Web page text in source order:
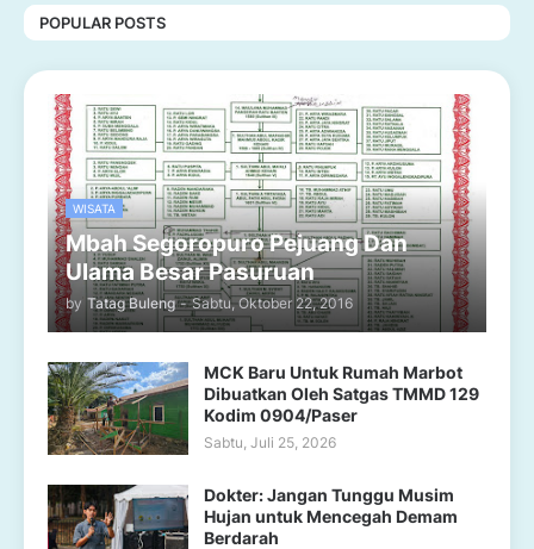
POPULAR POSTS
WISATA
Mbah Segoropuro Pejuang Dan
Ulama Besar Pasuruan
by Tatag Buleng - Sabtu, Oktober 22, 2016
MCK Baru Untuk Rumah Marbot
Dibuatkan Oleh Satgas TMMD 129
Kodim 0904/Paser
Sabtu, Juli 25, 2026
Dokter: Jangan Tunggu Musim
Hujan untuk Mencegah Demam
Berdarah